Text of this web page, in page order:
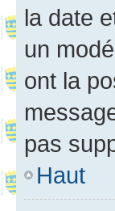
la date
un
ont la
pas
Haut